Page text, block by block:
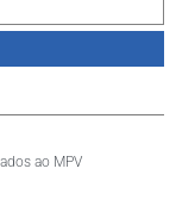
ao MPV